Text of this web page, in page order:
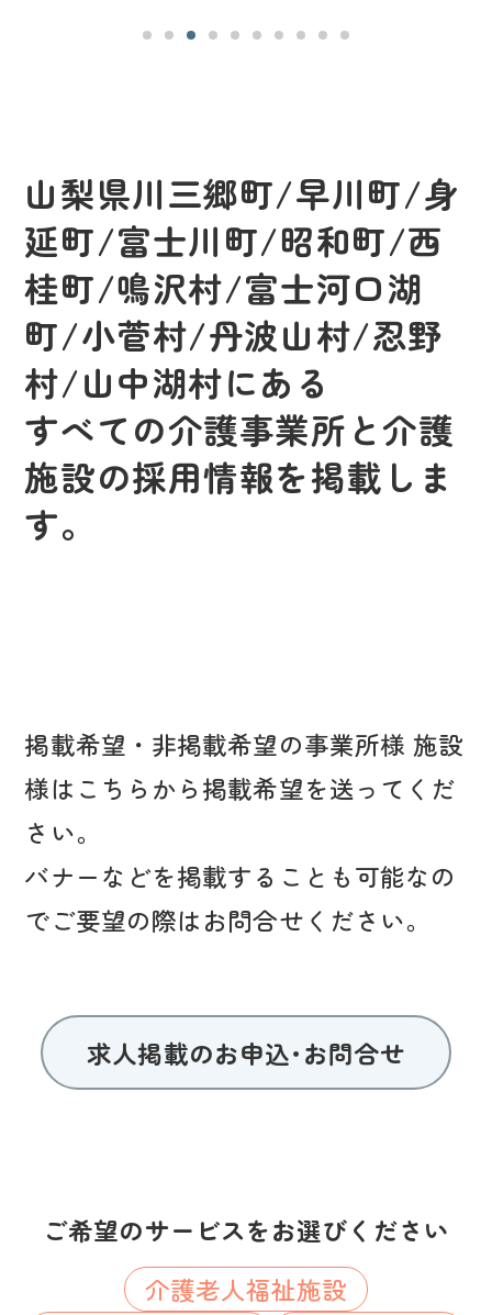
山梨県川三郷町/早川町/身
延町/富士川町/昭和町/西
桂町/鳴沢村/富士河口湖
町/小菅村/丹波山村/忍野
村/山中湖村にある
すべての介護事業所と介護
施設の採用情報を掲載しま
す。
掲載希望・非掲載希望の事業所様 施設
様はこちらから掲載希望を送ってくだ
さい。
バナーなどを掲載することも可能なの
でご要望の際はお問合せください。
求人掲載のお申込･お問合せ
ご希望のサービスをお選びください
介護老人福祉施設